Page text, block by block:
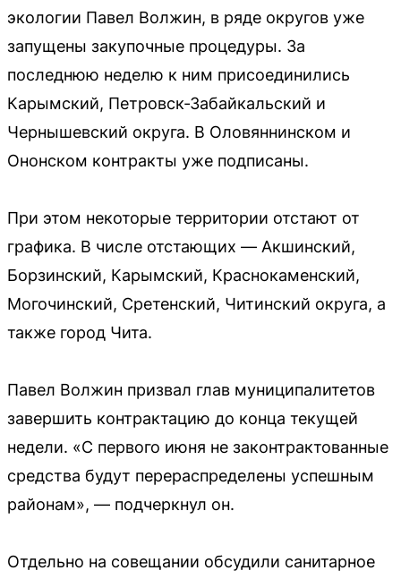
экологии Павел Волжин, в ряде округов уже
запущены закупочные процедуры. За
последнюю неделю к ним присоединились
Карымский, Петровск-Забайкальский и
Чернышевский округа. В Оловяннинском и
Ононском контракты уже подписаны.
При этом некоторые территории отстают от
графика. В числе отстающих — Акшинский,
Борзинский, Карымский, Краснокаменский,
Могочинский, Сретенский, Читинский округа, а
также город Чита.
Павел Волжин призвал глав муниципалитетов
завершить контрактацию до конца текущей
недели. «С первого июня не законтрактованные
средства будут перераспределены успешным
районам», — подчеркнул он.
Отдельно на совещании обсудили санитарное